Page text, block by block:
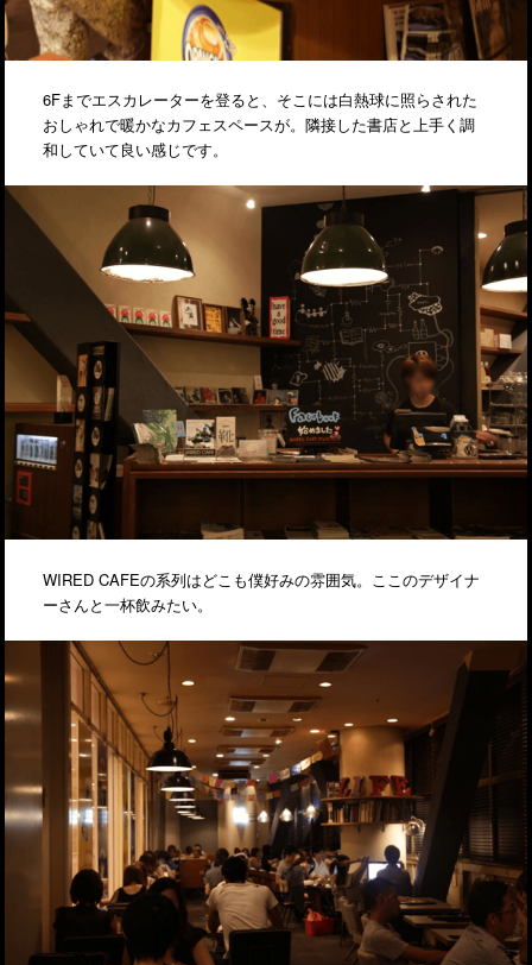
6Fまでエスカレーターを登ると、そこには白熱球に照らされた
おしゃれで暖かなカフェスペースが。隣接した書店と上手く調
和していて良い感じです。
WIRED CAFEの系列はどこも僕好みの雰囲気。ここのデザイナ
ーさんと一杯飲みたい。